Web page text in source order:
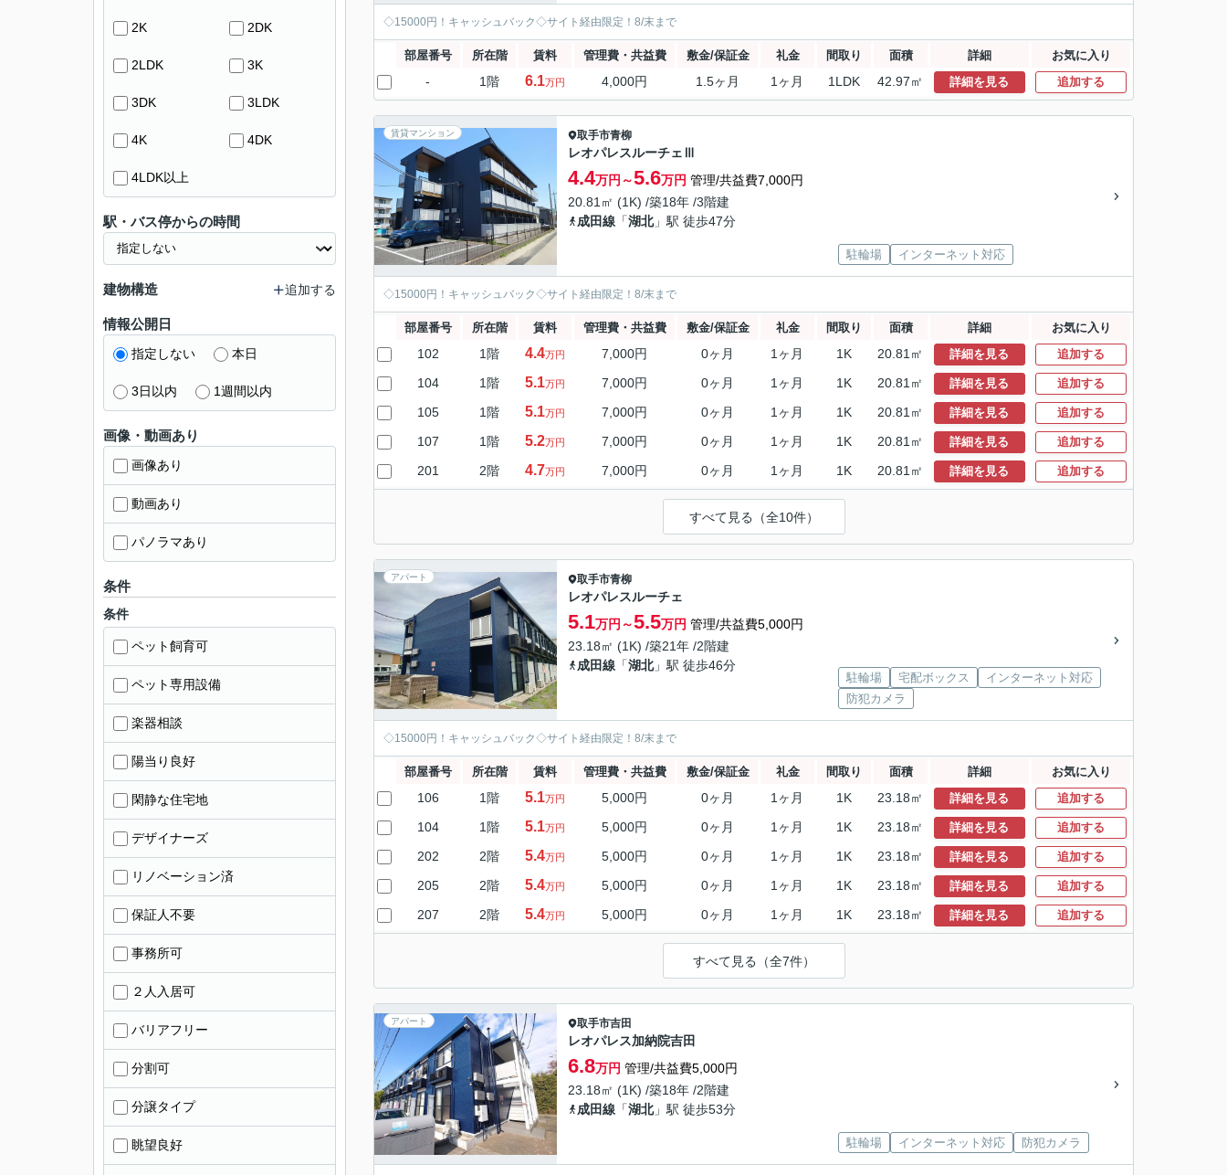
◇15000円！キャッシュバック◇サイト経由限定！8/末まで
部屋番号 所在階 賃料 管理費・共益費 敷金/保証金 礼金 間取り 面積 詳細 お気に入り
- 1階 6.1万円 4,000円 1.5ヶ月 1ヶ月 1LDK 42.97㎡ 詳細を見る 追加する
賃貸マンション 取手市青柳
レオパレスルーチェⅢ
4.4万円～5.6万円 管理/共益費7,000円
20.81㎡ (1K) /築18年 /3階建
成田線 「湖北」駅 徒歩47分
駐輪場 インターネット対応
◇15000円！キャッシュバック◇サイト経由限定！8/末まで
部屋番号 所在階 賃料 管理費・共益費 敷金/保証金 礼金 間取り 面積 詳細 お気に入り
102 1階 4.4万円 7,000円 0ヶ月 1ヶ月 1K 20.81㎡ 詳細を見る 追加する
104 1階 5.1万円 7,000円 0ヶ月 1ヶ月 1K 20.81㎡ 詳細を見る 追加する
105 1階 5.1万円 7,000円 0ヶ月 1ヶ月 1K 20.81㎡ 詳細を見る 追加する
107 1階 5.2万円 7,000円 0ヶ月 1ヶ月 1K 20.81㎡ 詳細を見る 追加する
201 2階 4.7万円 7,000円 0ヶ月 1ヶ月 1K 20.81㎡ 詳細を見る 追加する
すべて見る（全10件）
アパート 取手市青柳
レオパレスルーチェ
5.1万円～5.5万円 管理/共益費5,000円
23.18㎡ (1K) /築21年 /2階建
成田線 「湖北」駅 徒歩46分
駐輪場 宅配ボックス
インターネット対応
防犯カメラ
◇15000円！キャッシュバック◇サイト経由限定！8/末まで
部屋番号 所在階 賃料 管理費・共益費 敷金/保証金 礼金 間取り 面積 詳細 お気に入り
106 1階 5.1万円 5,000円 0ヶ月 1ヶ月 1K 23.18㎡ 詳細を見る 追加する
104 1階 5.1万円 5,000円 0ヶ月 1ヶ月 1K 23.18㎡ 詳細を見る 追加する
202 2階 5.4万円 5,000円 0ヶ月 1ヶ月 1K 23.18㎡ 詳細を見る 追加する
205 2階 5.4万円 5,000円 0ヶ月 1ヶ月 1K 23.18㎡ 詳細を見る 追加する
207 2階 5.4万円 5,000円 0ヶ月 1ヶ月 1K 23.18㎡ 詳細を見る 追加する
すべて見る（全7件）
アパート 取手市吉田
レオパレス加納院吉田
6.8万円 管理/共益費5,000円
23.18㎡ (1K) /築18年 /2階建
成田線 「湖北」駅 徒歩53分
駐輪場 インターネット対応 防犯カメラ
2K 2DK
2LDK 3K
3DK 3LDK
4K 4DK
4LDK以上
駅・バス停からの時間
建物構造 追加する
情報公開日
指定しない 本日
3日以内 1週間以内
画像・動画あり
画像あり
動画あり
パノラマあり
条件
条件
ペット飼育可
ペット専用設備
楽器相談
陽当り良好
閑静な住宅地
デザイナーズ
リノベーション済
保証人不要
事務所可
２人入居可
バリアフリー
分割可
分譲タイプ
眺望良好